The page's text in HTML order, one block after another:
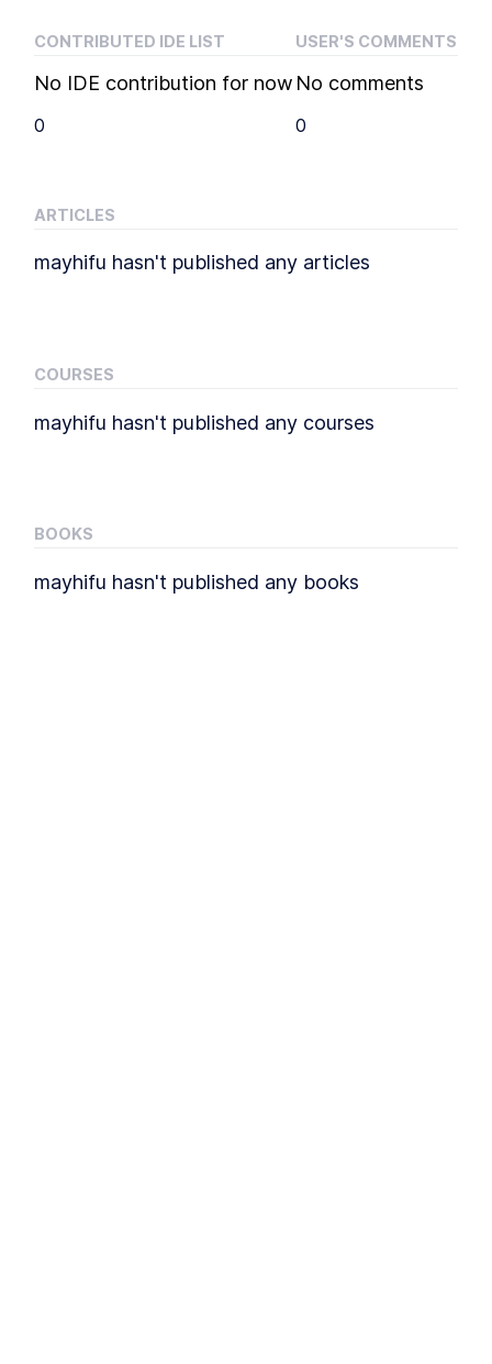
CONTRIBUTED IDE LIST
No IDE contribution for now
0
USER'S COMMENTS
No comments
0
ARTICLES
mayhifu hasn't published any articles
COURSES
mayhifu hasn't published any courses
BOOKS
mayhifu hasn't published any books